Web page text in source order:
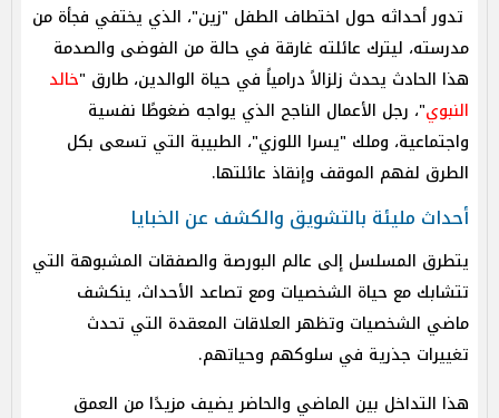
تدور أحداثه حول اختطاف الطفل "زين"، الذي يختفي فجأة من
مدرسته، ليترك عائلته غارقة في حالة من الفوضى والصدمة
هذا الحادث يحدث زلزالاً درامياً في حياة الوالدين، طارق "خالد
النبوي"، رجل الأعمال الناجح الذي يواجه ضغوطًا نفسية
واجتماعية، وملك "يسرا اللوزي"، الطبيبة التي تسعى بكل
الطرق لفهم الموقف وإنقاذ عائلتها.
أحداث مليئة بالتشويق والكشف عن الخبايا
يتطرق المسلسل إلى عالم البورصة والصفقات المشبوهة التي
تتشابك مع حياة الشخصيات ومع تصاعد الأحداث، ينكشف
ماضي الشخصيات وتظهر العلاقات المعقدة التي تحدث
تغييرات جذرية في سلوكهم وحياتهم.
هذا التداخل بين الماضي والحاضر يضيف مزيدًا من العمق